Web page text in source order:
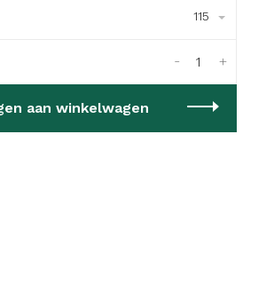
115
+
-
aan winkelwagen